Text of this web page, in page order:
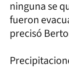
ninguna se
fueron
precisó